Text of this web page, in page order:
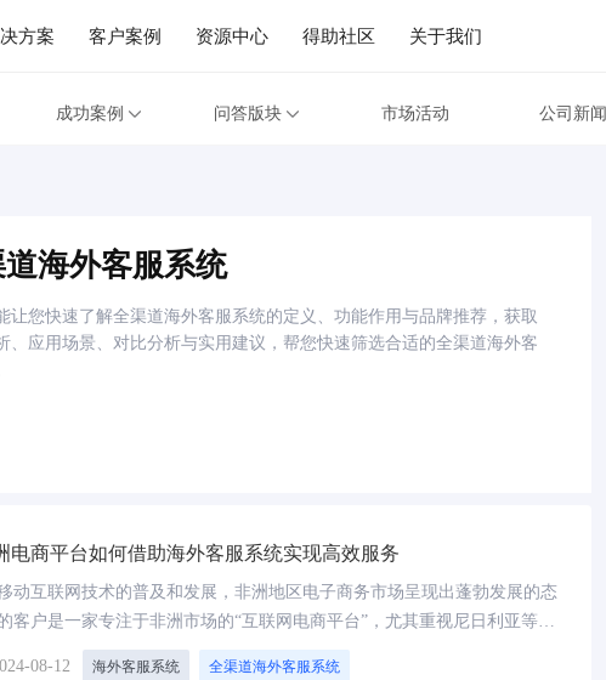
方案 客户案例 资源中心 得助社区 关于我们
成功案例 问答版块 市场活动 公司新闻
海外客服系统
让您快速了解全渠道海外客服系统的定义、功能作用与品牌推荐，获取
、应用场景、对比分析与实用建议，帮您快速筛选合适的全渠道海外客
电商平台如何借助海外客服系统实现高效服务
动互联网技术的普及和发展，非洲地区电子商务市场呈现出蓬勃发展的态
客户是一家专注于非洲市场的“互联网电商平台”，尤其重视尼日利亚等重
致力于为当地用户提供丰富的产品选择和优质的购物体验。然而，随着业
08-12 海外客服系统 全渠道海外客服系统